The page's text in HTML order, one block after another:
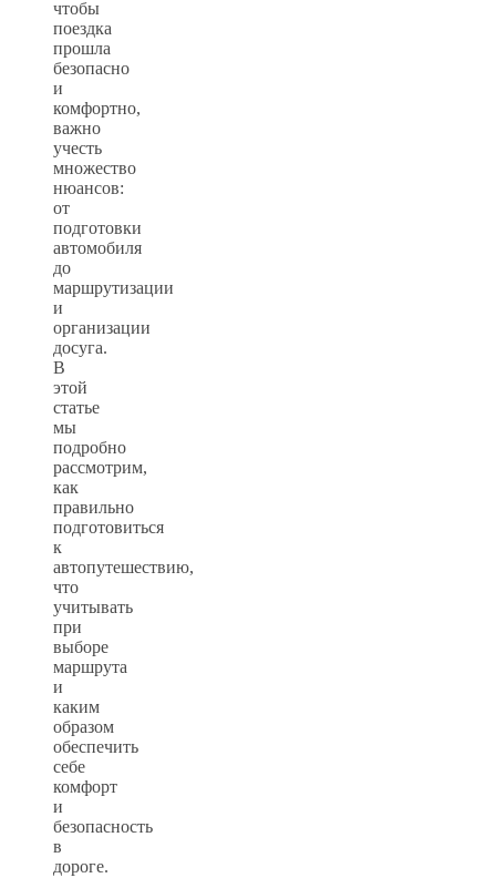
чтобы
поездка
прошла
безопасно
и
комфортно,
важно
учесть
множество
нюансов:
от
подготовки
автомобиля
до
маршрутизации
и
организации
досуга.
В
этой
статье
мы
подробно
рассмотрим,
как
правильно
подготовиться
к
автопутешествию,
что
учитывать
при
выборе
маршрута
и
каким
образом
обеспечить
себе
комфорт
и
безопасность
в
дороге.